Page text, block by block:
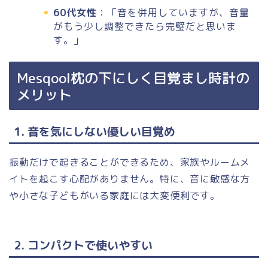
60代女性 ：「音を併用していますが、音量
がもう少し調整できたら完璧だと思いま
す。」
Mesqool枕の下にしく目覚まし時計の
メリット
1. 音を気にしない優しい目覚め
振動だけで起きることができるため、家族やルームメ
イトを起こす心配がありません。特に、音に敏感な方
や小さな子どもがいる家庭には大変便利です。
2. コンパクトで使いやすい